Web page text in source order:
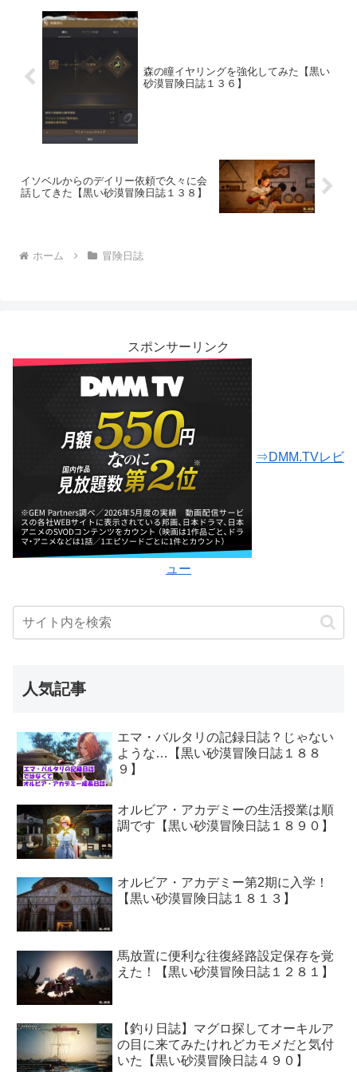
森の瞳イヤリングを強化してみた【黒い
砂漠冒険日誌１３６】
イソベルからのデイリー依頼で久々に会
話してきた【黒い砂漠冒険日誌１３８】
ホーム 冒険日誌
スポンサーリンク
⇒DMM.TVレビ
ュー
人気記事
エマ・バルタリの記録日誌？じゃない
ような…【黒い砂漠冒険日誌１８８
９】
オルビア・アカデミーの生活授業は順
調です【黒い砂漠冒険日誌１８９０】
オルビア・アカデミー第2期に入学！
【黒い砂漠冒険日誌１８１３】
馬放置に便利な往復経路設定保存を覚
えた！【黒い砂漠冒険日誌１２８１】
【釣り日誌】マグロ探してオーキルア
の目に来てみたけれどカモメだと気付
いた【黒い砂漠冒険日誌４９０】